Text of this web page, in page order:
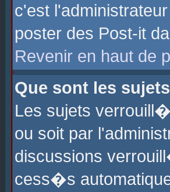
c'est
poster des Post-it
Revenir en haut de
Que sont les
Les sujets
ou soit par
discussions
cess�s